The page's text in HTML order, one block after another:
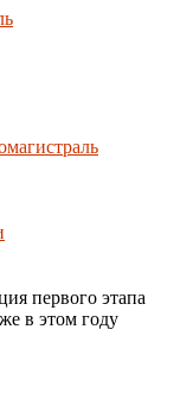
первого этапа
в этом году